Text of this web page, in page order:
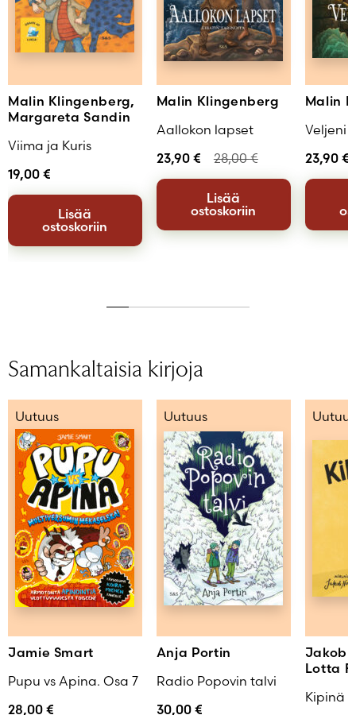
Malin Klingenberg,
Margareta Sandin
Viima ja Kuris
19,00 €
Lisää
ostoskoriin
Malin Klingenberg
Aallokon lapset
23,90 € 28,00€
Lisää
ostoskoriin
Malin
Veljeni
23,90 €
Samankaltaisia kirjoja
Uutuus
Jamie Smart
Pupu vs Apina. Osa 7
28,00 €
Uutuus
Anja Portin
Radio Popovin talvi
30,00 €
Uutuus
Jakob
Lotta
Kipinä